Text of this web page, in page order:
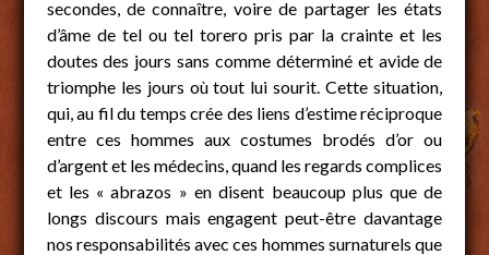
secondes, de connaître, voire de partager les états
d’âme de tel ou tel torero pris par la crainte et les
doutes des jours sans comme déterminé et avide de
triomphe les jours où tout lui sourit. Cette situation,
qui, au fil du temps crée des liens d’estime réciproque
entre ces hommes aux costumes brodés d’or ou
d’argent et les médecins, quand les regards complices
et les « abrazos » en disent beaucoup plus que de
longs discours mais engagent peut-être davantage
nos responsabilités avec ces hommes surnaturels que